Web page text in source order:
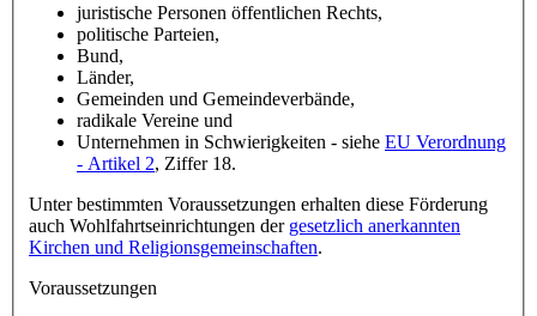
juristische Personen öffentlichen Rechts,
politische Parteien,
Bund,
Länder,
Gemeinden und Gemeindeverbände,
radikale Vereine und
Unternehmen in Schwierigkeiten - siehe EU Verordnung
- Artikel 2, Ziffer 18.
Unter bestimmten Voraussetzungen erhalten diese Förderung
auch Wohlfahrtseinrichtungen der gesetzlich anerkannten
Kirchen und Religionsgemeinschaften.
Voraussetzungen